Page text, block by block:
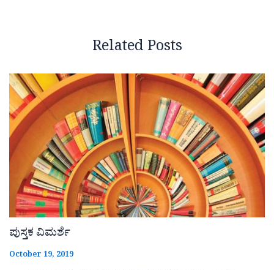
Related Posts
ಪುಸ್ತಕ ವಿಮರ್ಶೆ
October 19, 2019